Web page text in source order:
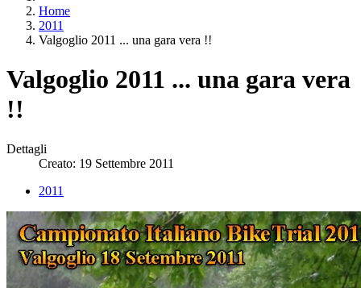
Home
2011
Valgoglio 2011 ... una gara vera !!
Valgoglio 2011 ... una gara vera
!!
Dettagli
Creato: 19 Settembre 2011
2011